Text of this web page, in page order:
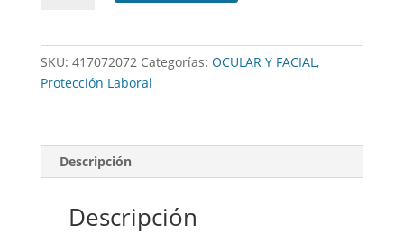
cantidad
SKU: 417072072 Categorías: OCULAR Y FACIAL,
Protección Laboral
Descripción
Descripción